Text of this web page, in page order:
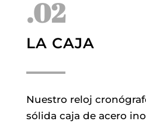
.02
LA CAJA
Nuestro reloj
sólida caja de acero